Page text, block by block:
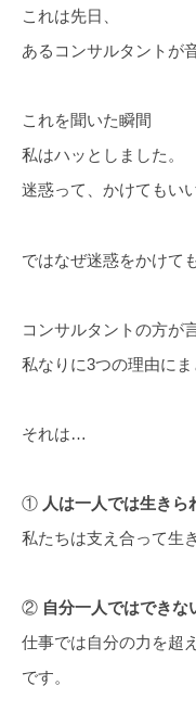
これは先日、
あるコンサルタントが
これを聞いた瞬間
私はハッとしました。
迷惑って、かけてもい
ではなぜ迷惑をかけて
コンサルタントの方が
私なりに3つの理由にま
それは…
① 人は一人では生きら
私たちは支え合って生
② 自分一人ではできな
仕事では自分の力を超
です。